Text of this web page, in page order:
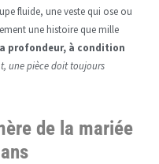
fluide, une veste qui ose ou
une histoire que mille
profondeur, à condition
une pièce doit toujours
de la mariée